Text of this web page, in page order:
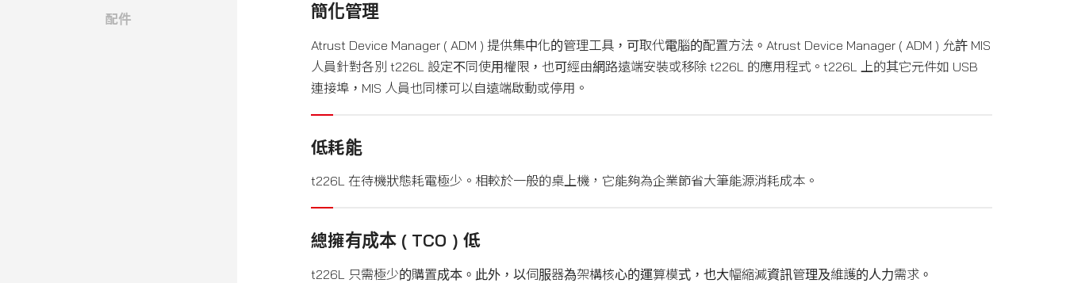
配件 簡化管理
Atrust Device Manager ( ADM ) 提供集中化的管理工具，可取代電腦的配置方法。Atrust Device Manager ( ADM ) 允許 MIS
人員針對各別 t226L 設定不同使用權限，也可經由網路遠端安裝或移除 t226L 的應用程式。t226L 上的其它元件如 USB
連接埠，MIS 人員也同樣可以自遠端啟動或停用。
低耗能
t226L 在待機狀態耗電極少。相較於一般的桌上機，它能夠為企業節省大筆能源消耗成本。
總擁有成本 ( TCO ) 低
t226L 只需極少的購置成本。此外，以伺服器為架構核心的運算模式，也大幅縮減資訊管理及維護的人力需求。